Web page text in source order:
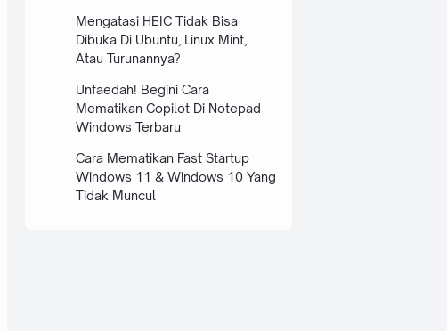
Mengatasi HEIC Tidak Bisa
Dibuka Di Ubuntu, Linux Mint,
Atau Turunannya?
Unfaedah! Begini Cara
Mematikan Copilot Di Notepad
Windows Terbaru
Cara Mematikan Fast Startup
Windows 11 & Windows 10 Yang
Tidak Muncul